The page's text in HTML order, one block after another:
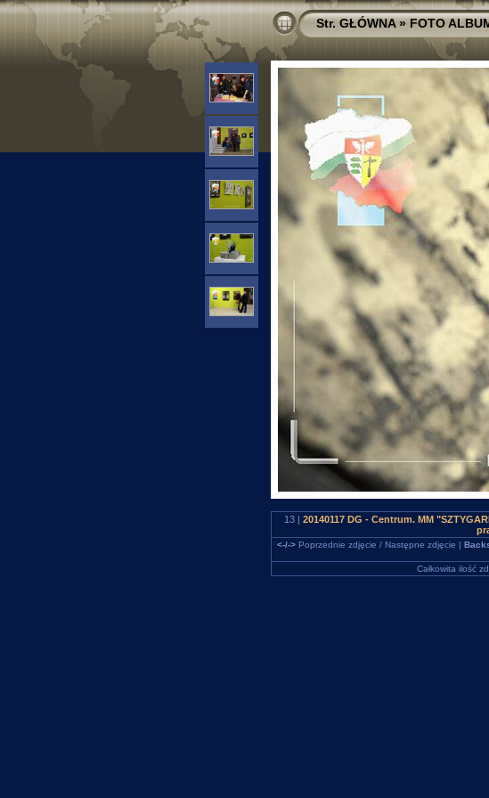
Str. GŁÓWNA»FOTO
13 | 20140117 DG - Centrum. MM
<-/->Poprzednie zdjęcie / Następne zdjęcie |
Całkowita ilość